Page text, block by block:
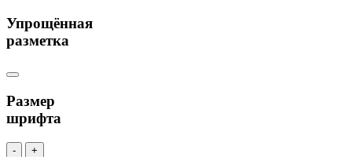
Упрощённая
разметка
Размер
шрифта
- +